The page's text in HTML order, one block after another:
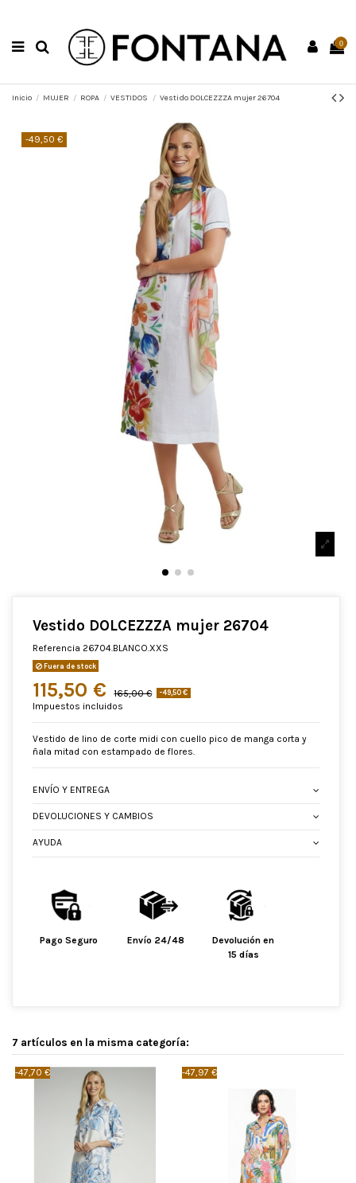
0
Inicio MUJER ROPA VESTIDOS Vestido DOLCEZZZA mujer 26704
-49,50 €
Vestido DOLCEZZZA mujer 26704
Referencia 26704.BLANCO.XXS
Fuera de stock
115,50 € 165,00 € -49,50 €
Impuestos incluidos
Vestido de lino de corte midi con cuello pico de manga corta y
ñala mitad con estampado de flores.
ENVÍO Y ENTREGA
DEVOLUCIONES Y CAMBIOS
AYUDA
Pago Seguro Envío 24/48
Devolución en
15 días
7 artículos en la misma categoría:
-47,70 € -47,97 €